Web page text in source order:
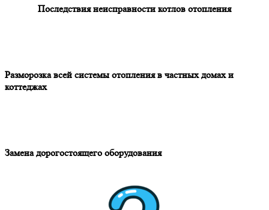
Последствия неисправности котлов отопления
Разморозка всей системы отопления в частных домах и
коттеджах
Замена дорогостоящего оборудования